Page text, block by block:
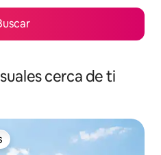
cerca de ti